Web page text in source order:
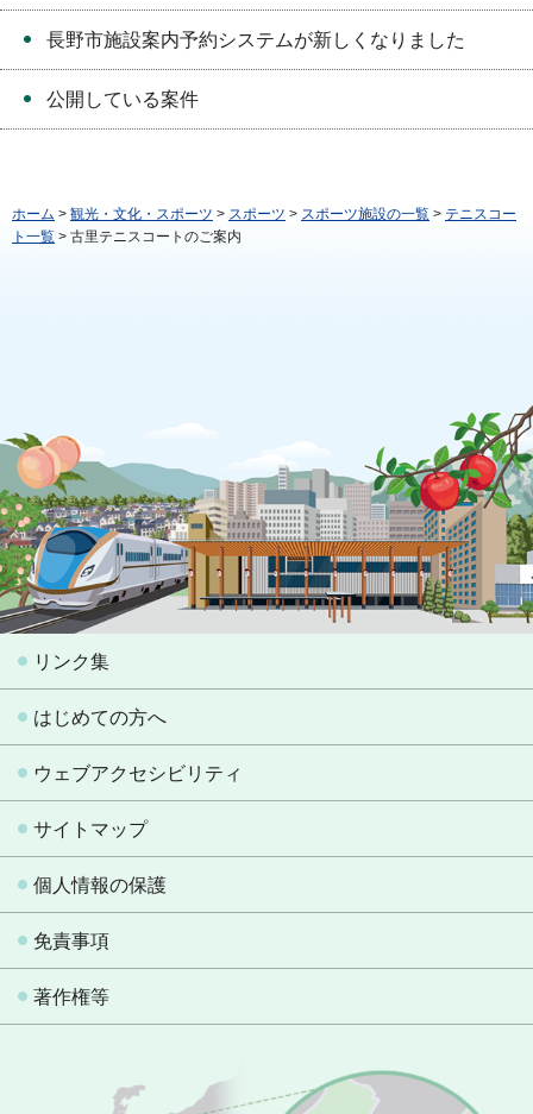
長野市施設案内予約システムが新しくなりました
公開している案件
ホーム > 観光・文化・スポーツ > スポーツ > スポーツ施設の一覧 > テニスコー
ト一覧 > 古里テニスコートのご案内
リンク集
はじめての方へ
ウェブアクセシビリティ
サイトマップ
個人情報の保護
免責事項
著作権等